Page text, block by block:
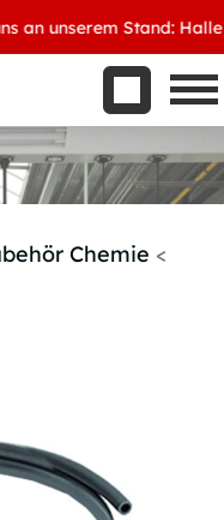
unserem Stand: Halle
Chemie <